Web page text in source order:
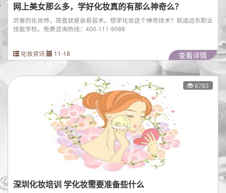
网上美女那么多，学好化妆真的有那么神奇么？
厉害的化妆师，简直就是会易容术。想学化妆这个神奇技术？就选远东职业
技能学校，免费咨询热线：400-111-9088
化妆资讯 11-18 查看详情
6783
深圳化妆培训 学化妆需要准备些什么